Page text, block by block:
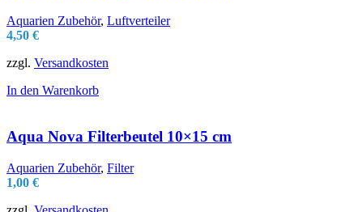
Aquarien Zubehör, Luftverteiler
4,50 €
zzgl. Versandkosten
In den Warenkorb
Aqua Nova Filterbeutel 10×15 cm
Aquarien Zubehör, Filter
1,00 €